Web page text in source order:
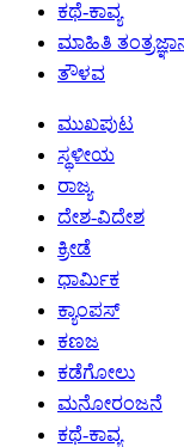
ಕಥೆ-ಕಾವ್ಯ
ಮಾಹಿತಿ
ತೌಳವ
ಮುಖಪುಟ
ಸ್ಥಳೀಯ
ರಾಜ್ಯ
ದೇಶ-ವಿದೇಶ
ಕ್ರೀಡೆ
ಧಾರ್ಮಿಕ
ಕ್ಯಾಂಪಸ್
ಕಣಜ
ಕಡೆಗೋಲು
ಮನೋರಂಜನೆ
ಕಥೆ-ಕಾವ್ಯ